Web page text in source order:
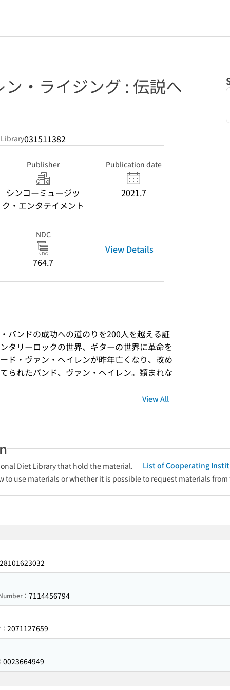
・ライジング : 伝説へ
031511382
Publisher
シンコーミュージッ
ク・エンタテイメント
Publication date
2021.7
NDC
764.7
View Details
バンドの成功への道のりを200人を越える証
タリーロックの世界、ギターの世界に革命を
ド・ヴァン・ヘイレンが昨年亡くなり、改め
られたバンド、ヴァン・ヘイレン。類まれな
View All
Diet Library that hold the material.
List of Cooperating
to use materials or whether it is possible to request materials
28101623032
： 7114456794
2071127659
0023664949